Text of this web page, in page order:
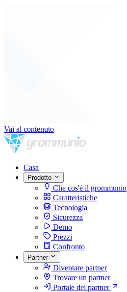
Vai al contenuto
Casa
Prodotto
Che cos'è il grommunio
Caratteristiche
Tecnologia
Sicurezza
Demo
Prezzi
Confronto
Partner
Diventare partner
Trovare un partner
Portale dei partner